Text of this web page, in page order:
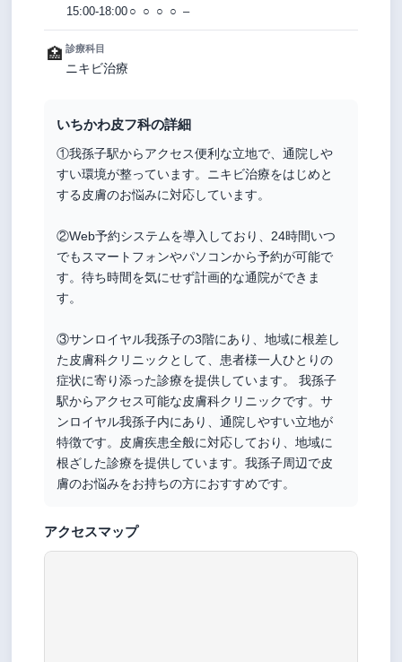
15:00-18:00 ○ ○ ○ ○ –
🏥 診療科目
ニキビ治療
いちかわ皮フ科の詳細
①我孫子駅からアクセス便利な立地で、通院しや
すい環境が整っています。ニキビ治療をはじめと
する皮膚のお悩みに対応しています。
②Web予約システムを導入しており、24時間いつ
でもスマートフォンやパソコンから予約が可能で
す。待ち時間を気にせず計画的な通院ができま
す。
③サンロイヤル我孫子の3階にあり、地域に根差し
た皮膚科クリニックとして、患者様一人ひとりの
症状に寄り添った診療を提供しています。 我孫子
駅からアクセス可能な皮膚科クリニックです。サ
ンロイヤル我孫子内にあり、通院しやすい立地が
特徴です。皮膚疾患全般に対応しており、地域に
根ざした診療を提供しています。我孫子周辺で皮
膚のお悩みをお持ちの方におすすめです。
アクセスマップ